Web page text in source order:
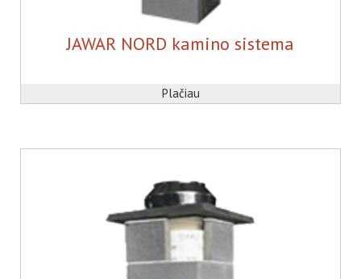
JAWAR NORD kamino sistema
Plačiau